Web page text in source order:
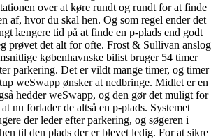
over at køre rundt og rundt for at finde
af, hvor du skal hen. Og som regel ender det
længere tid på at finde en p-plads end godt
prøvet det alt for ofte. Frost & Sullivan anslog
københavnske bilist bruger 54 timer
parkering. Det er vildt mange timer, og timer
weSwapp ønsker at nedbringe. Midlet er en
hedder weSwapp, og den gør det muligt for
nu forlader de altså en p-plads. Systemet
der leder efter parkering, og søgeren i
til den plads der er blevet ledig. For at sikre